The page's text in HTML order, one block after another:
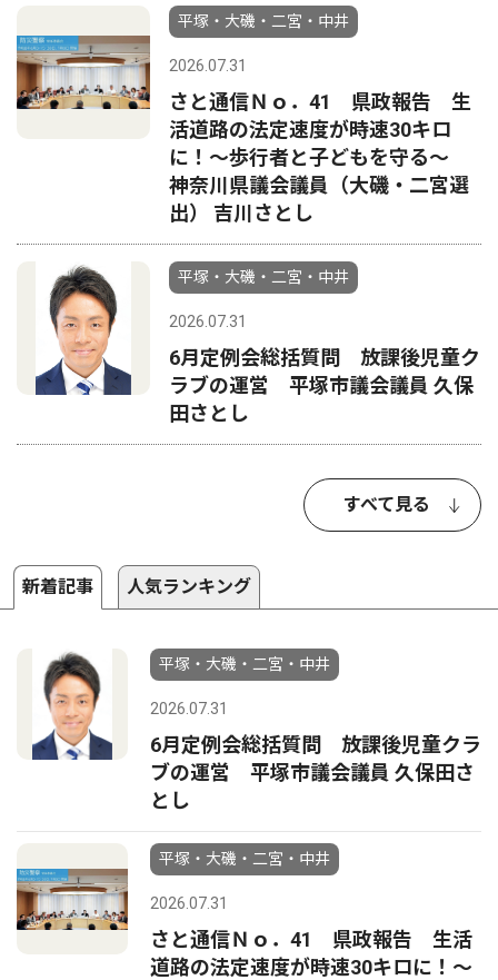
平塚・大磯・二宮・中井
2026.07.31
さと通信Ｎｏ．41 県政報告 生
活道路の法定速度が時速30キロ
に！〜歩行者と子どもを守る〜
神奈川県議会議員（大磯・二宮選
出） 吉川さとし
平塚・大磯・二宮・中井
2026.07.31
6月定例会総括質問 放課後児童ク
ラブの運営 平塚市議会議員 久保
田さとし
すべて見る
新着記事 人気ランキング
平塚・大磯・二宮・中井
2026.07.31
6月定例会総括質問 放課後児童クラ
ブの運営 平塚市議会議員 久保田さ
とし
平塚・大磯・二宮・中井
2026.07.31
さと通信Ｎｏ．41 県政報告 生活
道路の法定速度が時速30キロに！〜